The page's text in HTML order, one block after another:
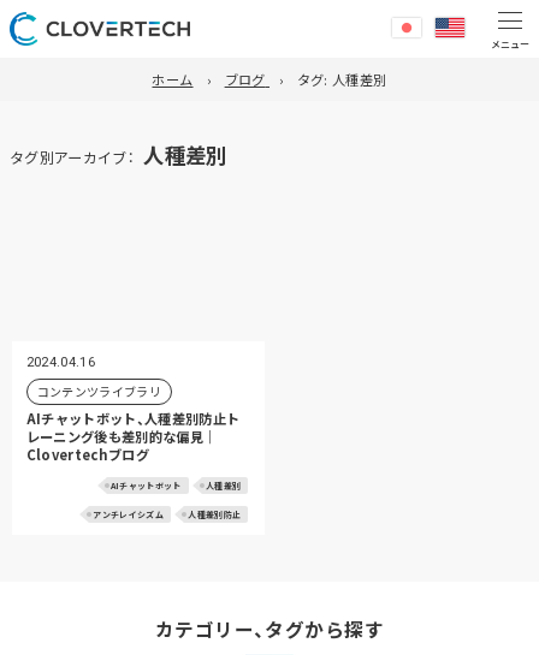
ホーム ブログ タグ: 人種差別
タグ別アーカイブ： 人種差別
2024.04.16
コンテンツライブラリ
AIチャットボット、人種差別防止ト
レーニング後も差別的な偏見｜
Clovertechブログ
AIチャットボット 人種差別
アンチレイシズム 人種差別防止
カテゴリー、タグから探す